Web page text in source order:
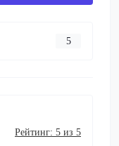
5
Рейтинг: 5 из 5